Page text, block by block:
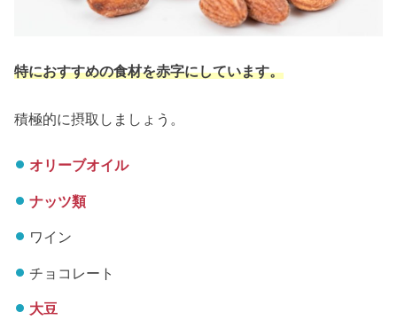
特におすすめの食材を赤字にしています。
積極的に摂取しましょう。
オリーブオイル
ナッツ類
ワイン
チョコレート
大豆